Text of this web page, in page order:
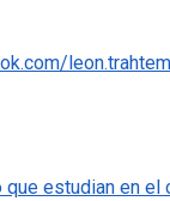
estudian en el